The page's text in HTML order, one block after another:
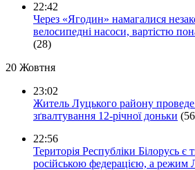
22:42
Через «Ягодин» намагалися
велосипедні насоси, вартістю
(28)
20 Жовтня
23:02
Житель Луцького району проведе
зґвалтування 12-річної доньки
22:56
Територія Республіки Білорусь
російською федерацією, а режим